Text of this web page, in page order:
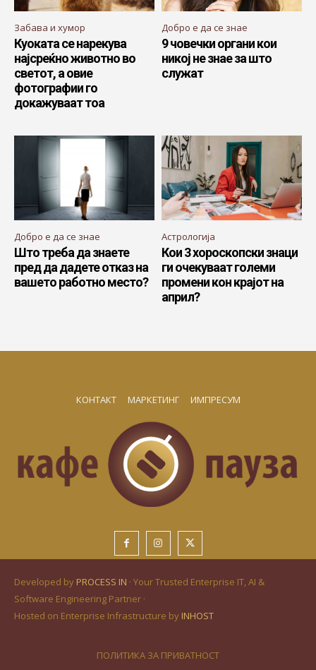
Забава и хумор
Куоката се нарекува
најсреќно животно во
светот, а овие
фотографии го
докажуваат тоа
Добро е да се знае
9 човечки органи кои
никој не знае за што
служат
Добро е да се знае
Што треба да знаете
пред да дадете отказ на
вашето работно место?
Астрологија
Кои 3 хороскопски знаци
ги очекуваат големи
промени кон крајот на
април?
КОНТАКТ МАРКЕТИНГ ИМПРЕСУМ
Developed by PROCESS IN · Your Trusted Enterprise IT, AI &
Software Engineering Partner ·
Hosted on Enterprise Infrastructure by INHOST
ПОЛИТИКА ЗА ПРИВАТНОСТ